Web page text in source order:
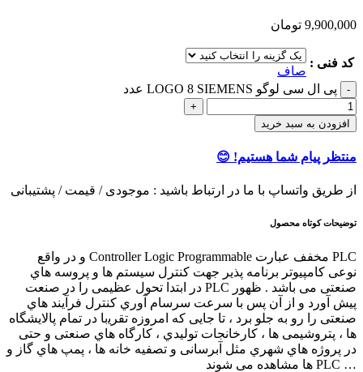
9,900,000 تومان
کد فنی :
صاف
پی ال سی لوگو LOGO 8 SIEMENS عدد
افزودن به سبد خرید
منتظر پیام شما هستیم! 😊
از طریق واتساپ با ما در ارتباط باشید : موجودی / قیمت / پشتیبانی
توضیحات کوتاه محصول
PLC ﻣﺨﻔﻒ ﻋﺒﺎرت Controller Logic Programmable و در واﻗﻊ
ﻧﻮﻋﯽ ﮐﺎﻣﭙﯿﻮﺗﺮ ﺑﺮﻧﺎﻣﻪ ﭘﺬﯾﺮ ﺟﻬﺖ ﮐﻨﺘﺮل ﺳﯿﺴﺘﻢ ﻫﺎ و ﭘﺮوﺳﻪ ﻫﺎي
ﺻﻨﻌﺘﯽ ﻣﯽ ﺑﺎﺷﺪ . ﻇﻬﻮر PLC در اﺑﺘﺪا ﺗﺤﻮل ﻋﻈﯿﻤﯽ را در ﺻﻨﻌﺖ
ﭘﯿﺶ آورد و از آن ﭘﺲ ﺑﺎ ﺳﺮﻋﺖ ﺳﺮﺳﺎم آوري ﮐﻨﺘﺮل ﻓﺮآﯾﻨﺪ ﻫﺎي
ﺻﻨﻌﺘﯽ را رو ﺑﻪ ﺟﻠﻮ ﺑﺮد ، ﺗﺎ ﺟﺎﯾﯽ ﮐﻪ اﻣﺮوزه ﺗﻘﺮﯾبا در ﺗﻤﺎم ﭘﺎﻻﯾﺸﮕﺎه
ﻫﺎ ، ﭘﺘﺮوﺷﯿﻤﯽ ﻫﺎ ، ﮐﺎرﺧﺎﻧﺠﺎت ﺗﻮﻟﯿﺪي ، ﮐﺎرﮔﺎه ﻫﺎي ﺻﻨﻌﺘﯽ و ﺣﺘﯽ
در ﭘﺮوژه ﻫﺎي ﺷﻬﺮي ﻣﺜﻞ آﺑﺮﺳﺎﻧﯽ و ﺗﺼﻔﯿﻪ ﺧﺎﻧﻪ ﻫﺎ ، ﭘﻤﭗ ﻫﺎي ﮔﺎز و
… PLC ﻫﺎ ﻣﺸﺎﻫﺪه ﻣﯽ ﺷﻮﻧﺪ